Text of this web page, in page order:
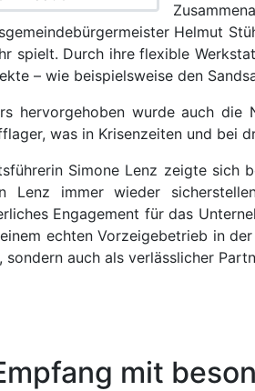
Helmut
spielt. Durch ihre flexible
– wie beispielsweise den
hervorgehoben wurde auch
was in Krisenzeiten und bei
Simone Lenz zeigte sich
Lenz immer wieder
Engagement für das
echten Vorzeigebetrieb in
sondern auch als verlässlicher
mit